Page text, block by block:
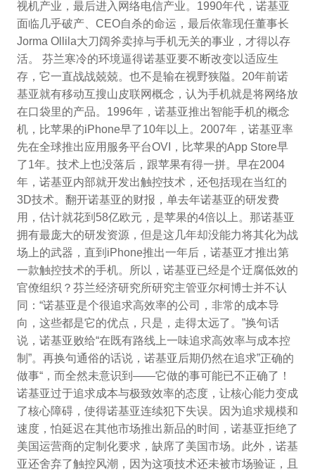
视机产业，最后进入网络电信产业。1990年代，诺基亚
面临几乎破产、CEO自杀的命运，最后依靠现任董事长
Jorma Ollila大刀阔斧卖掉与手机无关的事业，才得以存
活。 芬兰寒冷的环境逼得诺基亚要不断改变以适应生
存，它一直战战兢兢。也不是输在视野狭隘。20年前诺
基亚就有移动互搜山皮联网概念，认为手机就是将网络放
在口袋里的产品。1996年，诺基亚推出智能手机的概念
机，比苹果的iPhone早了10年以上。2007年，诺基亚率
先在全球推出应用服务平台OVI，比苹果的App Store早
了1年。技术上也没落后，跟苹果有得一拼。早在2004
年，诺基亚内部就开发出触控技术，还包括现在当红的
3D技术。翻开诺基亚的财报，单去年诺基亚的研发费
用，估计就花到58亿欧元，是苹果的4倍以上。那诺基亚
拥有最庞大的研发资源，但是这几年却没能力将其化为战
场上的武器，直到iPhone推出一年后，诺基亚才推出第
一款触控技术的手机。所以，诺基亚已经是个迂腐低效的
官僚组织？芬兰经济研究所研究主管亚尔柯博士并不认
同：“诺基亚是个很追求高效率的公司，非常的成本导
向，这些都是它的优点，只是，走得太远了。”换句话
说，诺基亚败给“在既有路线上一味追求高效率与成本控
制”。再换句通俗的话说，诺基亚后期仍然在追求”正确的
做事“，而全然未意识到——它做的事可能已不正确了！
诺基亚过于追求成本与极致效率的态度，让核心能力变成
了核心障碍，使得诺基亚连续犯下失误。因为追求规模和
速度，怕延迟在其他市场推出新品的时间，诺基亚拒绝了
美国运营商的定制化要求，缺席了美国市场。此外，诺基
亚还舍弃了触控风潮，因为这项技术还未被市场验证，且